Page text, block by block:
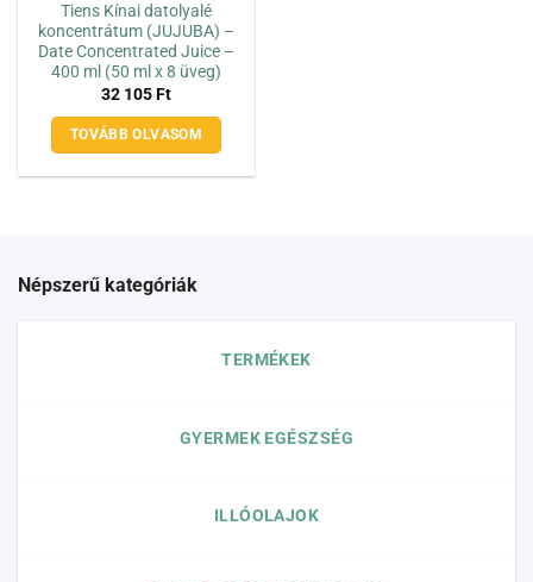
Tiens Kínai datolyalé
koncentrátum (JUJUBA) –
Date Concentrated Juice –
400 ml (50 ml x 8 üveg)
32 105Ft
TOVÁBB OLVASOM
Népszerű kategóriák
TERMÉKEK
GYERMEK EGÉSZSÉG
ILLÓOLAJOK